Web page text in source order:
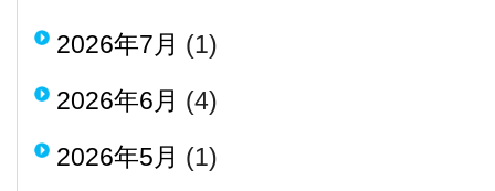
2026年7月 (1)
2026年6月 (4)
2026年5月 (1)